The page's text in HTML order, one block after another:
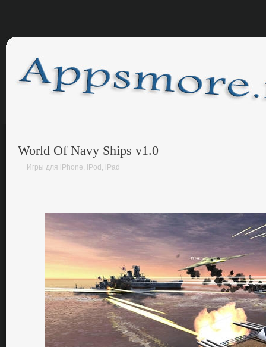
World Of Navy Ships v1.0
Игры для iPhone, iPod, iPad